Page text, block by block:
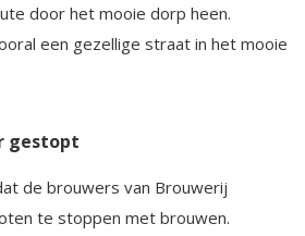
door het mooie dorp heen.
een gezellige straat in het mooie
gestopt
de brouwers van Brouwerij
te stoppen met brouwen.